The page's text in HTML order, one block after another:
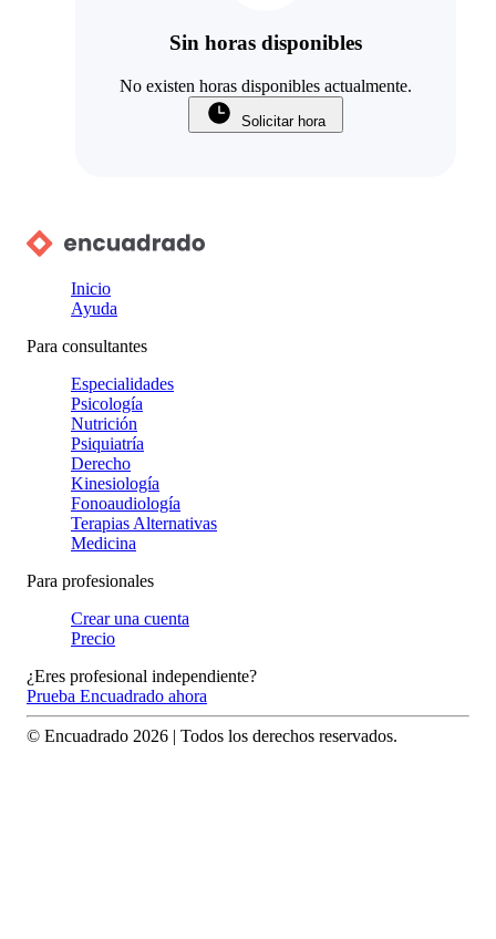
Sin horas disponibles
No existen horas disponibles actualmente.
Solicitar hora
Inicio
Ayuda
Para consultantes
Especialidades
Psicología
Nutrición
Psiquiatría
Derecho
Kinesiología
Fonoaudiología
Terapias Alternativas
Medicina
Para profesionales
Crear una cuenta
Precio
¿Eres profesional independiente?
Prueba Encuadrado ahora
© Encuadrado 2026 | Todos los derechos reservados.